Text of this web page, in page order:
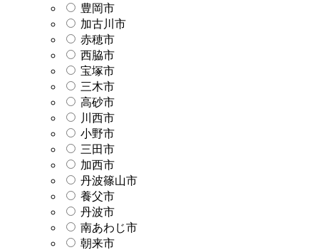
豊岡市
加古川市
赤穂市
西脇市
宝塚市
三木市
高砂市
川西市
小野市
三田市
加西市
丹波篠山市
養父市
丹波市
南あわじ市
朝来市